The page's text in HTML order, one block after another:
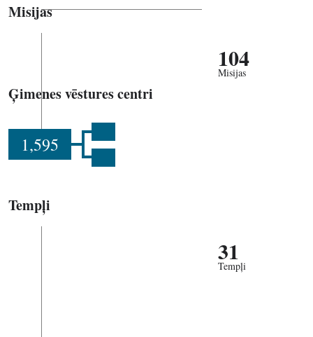
Misijas
104
Misijas
Ģimenes vēstures centri
1,595
Tempļi
31
Tempļi